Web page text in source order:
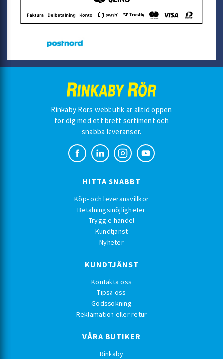
Rinkaby Rörs webbutik är alltid öppen
för dig med ett brett sortiment och
snabba leveranser.
HITTA SNABBT
Köp- och leveransvillkor
Betalningsmöjligheter
Trygg e-handel
Kundtjänst
Nyheter
KUNDTJÄNST
Kontakta oss
Tipsa oss
Godssökning
Reklamation eller retur
VÅRA BUTIKER
Rinkaby